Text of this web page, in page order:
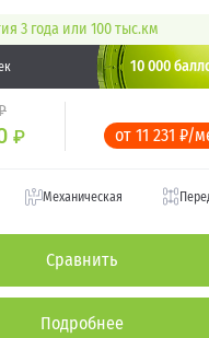
3 года или 100 тыс.км
10 000
₽ от 11 231 ₽/
Механическая
Сравнить
Подробнее